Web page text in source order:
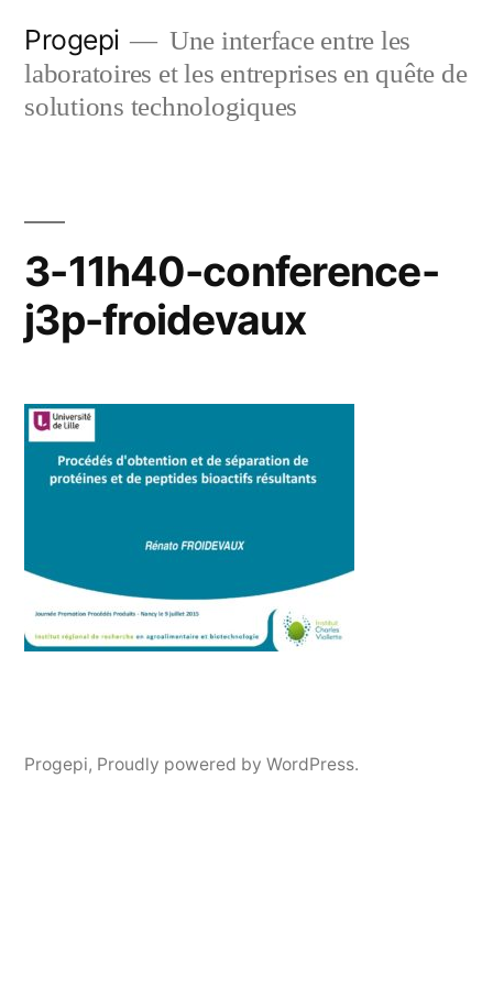
content
Progepi
Une interface entre les
laboratoires et les entreprises en quête de
solutions technologiques
3-11h40-conference-
j3p-froidevaux
Progepi, Proudly powered by WordPress.